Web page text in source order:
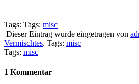
Tags: Tags: misc
Dieser Eintrag wurde eingetragen von
Vermischtes. Tags: misc
Tags: misc
1 Kommentar